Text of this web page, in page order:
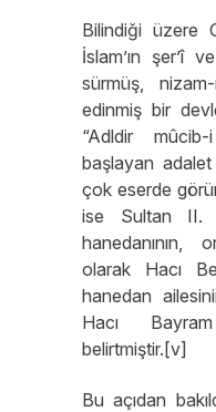
Bilindiği üzere
İslam’ın şer’î
sürmüş,
edinmiş bir
“Adldir
başlayan
çok eserde
ise Sultan II.
hanedanının,
olarak Hacı
hanedan
Hacı
belirtmiştir.[v]
Bu açıdan